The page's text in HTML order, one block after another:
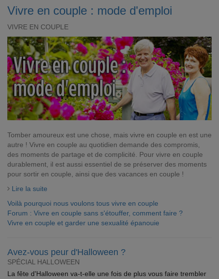
Vivre en couple : mode d'emploi
VIVRE EN COUPLE
Tomber amoureux est une chose, mais vivre en couple en est une
autre ! Vivre en couple au quotidien demande des compromis,
des moments de partage et de complicité. Pour vivre en couple
durablement, il est aussi essentiel de se préserver des moments
pour sortir en couple, ainsi que des vacances en couple !
Lire la suite
Voilà pourquoi nous voulons tous vivre en couple
Forum : Vivre en couple sans s'étouffer, comment faire ?
Vivre en couple et garder une sexualité épanouie
Avez-vous peur d'Halloween ?
SPÉCIAL HALLOWEEN
La fête d'Halloween va-t-elle une fois de plus vous faire trembler